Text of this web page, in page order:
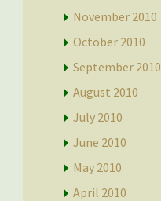
November 2010
October 2010
September 2010
August 2010
July 2010
June 2010
May 2010
April 2010